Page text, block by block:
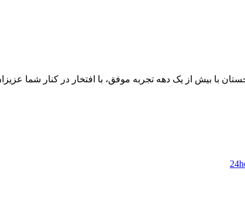
با بیش از یک دهه تجربه موفق، با افتخار در کنار شما